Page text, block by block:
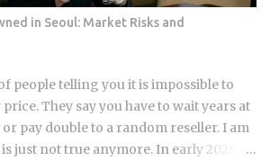
exactly when the account opens,
a cushion: you prepay a few
upfront so the account isn't
first tax or insurance bill lands. One
principal, interest, taxes, and
lende...
in Seoul: Market Risks and
people telling you it is impossible to
They say you have to wait years at
pay double to a random reseller. I am
just not true anymore. In early 2026,